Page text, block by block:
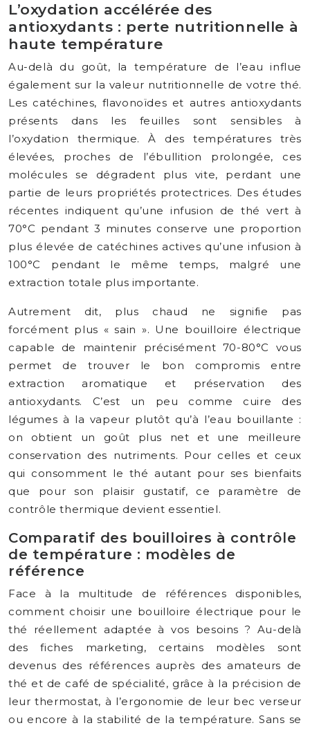
L’oxydation accélérée des
antioxydants : perte nutritionnelle à
haute température
Au-delà du goût, la température de l’eau influe
également sur la valeur nutritionnelle de votre thé.
Les catéchines, flavonoïdes et autres antioxydants
présents dans les feuilles sont sensibles à
l’oxydation thermique. À des températures très
élevées, proches de l’ébullition prolongée, ces
molécules se dégradent plus vite, perdant une
partie de leurs propriétés protectrices. Des études
récentes indiquent qu’une infusion de thé vert à
70°C pendant 3 minutes conserve une proportion
plus élevée de catéchines actives qu’une infusion à
100°C pendant le même temps, malgré une
extraction totale plus importante.
Autrement dit, plus chaud ne signifie pas
forcément plus « sain ». Une bouilloire électrique
capable de maintenir précisément 70-80°C vous
permet de trouver le bon compromis entre
extraction aromatique et préservation des
antioxydants. C’est un peu comme cuire des
légumes à la vapeur plutôt qu’à l’eau bouillante :
on obtient un goût plus net et une meilleure
conservation des nutriments. Pour celles et ceux
qui consomment le thé autant pour ses bienfaits
que pour son plaisir gustatif, ce paramètre de
contrôle thermique devient essentiel.
Comparatif des bouilloires à contrôle
de température : modèles de
référence
Face à la multitude de références disponibles,
comment choisir une bouilloire électrique pour le
thé réellement adaptée à vos besoins ? Au-delà
des fiches marketing, certains modèles sont
devenus des références auprès des amateurs de
thé et de café de spécialité, grâce à la précision de
leur thermostat, à l’ergonomie de leur bec verseur
ou encore à la stabilité de la température. Sans se